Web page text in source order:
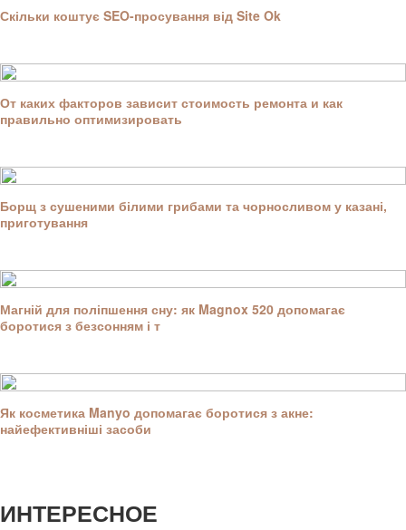
Скільки коштує SEO-просування від Site Ok
От каких факторов зависит стоимость ремонта и как
правильно оптимизировать
Борщ з сушеними білими грибами та чорносливом у казані,
приготування
Магній для поліпшення сну: як Magnox 520 допомагає
боротися з безсонням і т
Як косметика Manyo допомагає боротися з акне:
найефективніші засоби
ИНТЕРЕСНОЕ